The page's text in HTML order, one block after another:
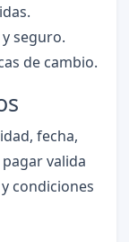
seguro.
de cambio.
fecha,
valida
condiciones